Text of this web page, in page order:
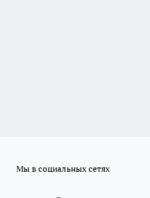
Мы в социальных сетях